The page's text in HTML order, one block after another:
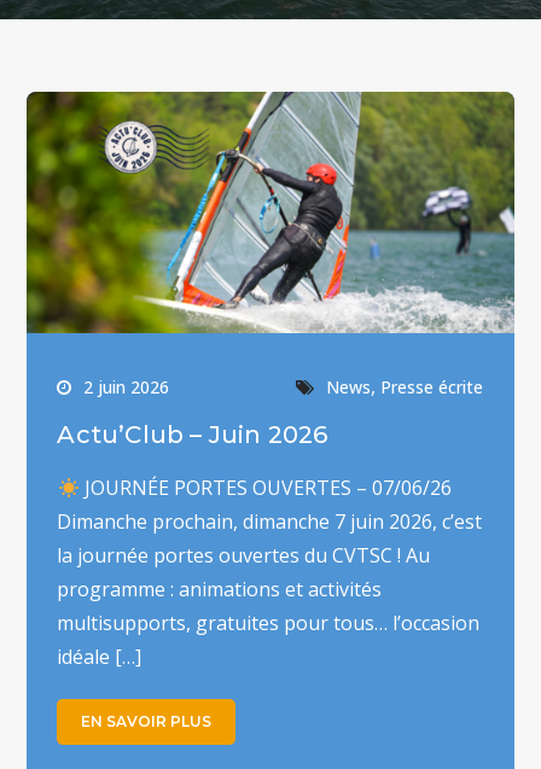
2 juin 2026 News, Presse écrite
Actu’Club – Juin 2026
JOURNÉE PORTES OUVERTES – 07/06/26
Dimanche prochain, dimanche 7 juin 2026, c’est
la journée portes ouvertes du CVTSC ! Au
programme : animations et activités
multisupports, gratuites pour tous… l’occasion
idéale […]
EN SAVOIR PLUS